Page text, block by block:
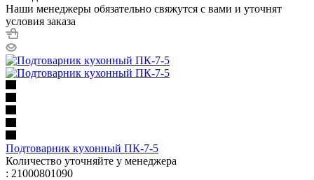
Наши менеджеры обязательно свяжутся с вами и уточнят
условия заказа
Подтоварник кухонный ПК-7-5
Количество уточняйте у менеджера
: 21000801090